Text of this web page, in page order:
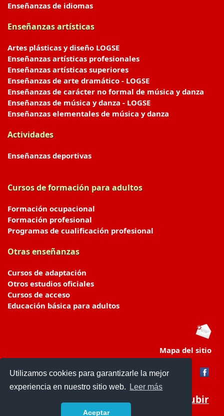
Utilizamos cookies para garantizarle la mejor
experiencia en nuestro sitio web.
Leer más
Aceptar
Enseñanzas de idiomas
Enseñanzas artísticas
Artes plásticas y diseño LOGSE
Enseñanzas artísticas profesionales
Enseñanzas artísticas superiores
Enseñanzas de arte dramático - LOGSE
Enseñanzas de carácter no formal de música y danza
Enseñanzas de música y danza - LOGSE
Enseñanzas elementales de música y danza
Actividades
Enseñanzas deportivas
Cursos de formación para adultos
Formación ocupacional
Formación profesional
Programas de cualificación profesional
Otras enseñanzas
Cursos de adaptación
Otros estudios oficiales
Cursos de acceso
Educación básica para adultos
Mapa del sitio
Subir